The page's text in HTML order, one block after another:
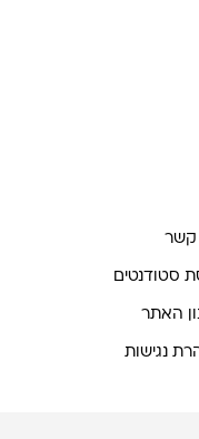
קשר
סטודנטים
האתר
נגישות